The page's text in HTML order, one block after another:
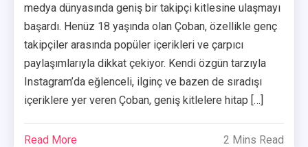
medya dünyasında geniş bir takipçi kitlesine ulaşmayı
başardı. Henüz 18 yaşında olan Çoban, özellikle genç
takipçiler arasında popüler içerikleri ve çarpıcı
paylaşımlarıyla dikkat çekiyor. Kendi özgün tarzıyla
Instagram’da eğlenceli, ilginç ve bazen de sıradışı
içeriklere yer veren Çoban, geniş kitlelere hitap […]
Read More 2 Mins Read